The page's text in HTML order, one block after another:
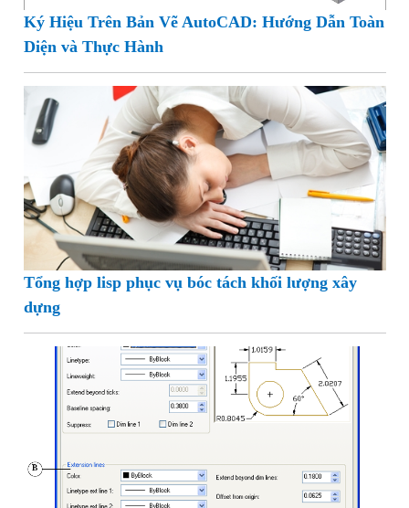
Ký Hiệu Trên Bản Vẽ AutoCAD: Hướng Dẫn Toàn
Diện và Thực Hành
Tổng hợp lisp phục vụ bóc tách khối lượng xây
dựng